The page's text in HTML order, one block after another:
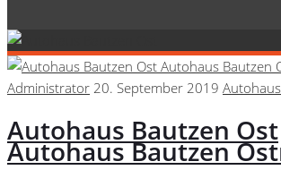
Administrator 20. September 2019
Autohaus Bautzen Ost
Autohaus Bautzen